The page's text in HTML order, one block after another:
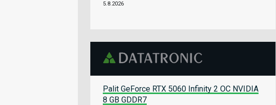
5.8.2026
Palit GeForce RTX 5060 Infinity 2 OC NVIDIA
8 GB GDDR7